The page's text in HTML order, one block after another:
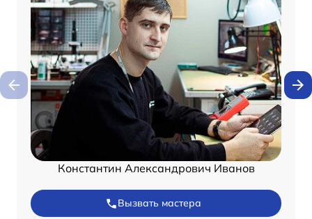
Константин Александрович Иванов
Вызвать мастера